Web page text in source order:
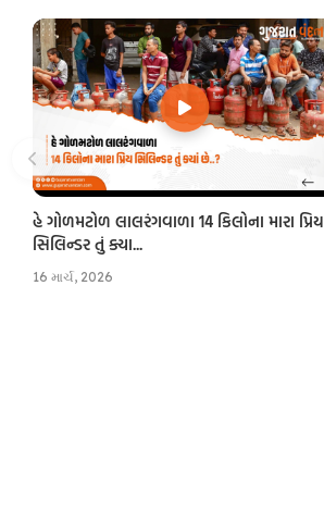
હે ગોળમટોળ લાલરંગવાળા 14 કિલોના મારા પ્રિય
સિલિન્ડર તું ક્યા...
16 માર્ચ, 2026